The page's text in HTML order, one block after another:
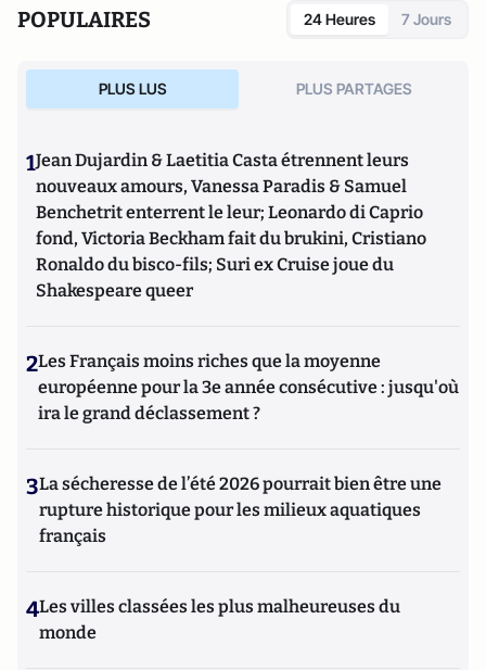
POPULAIRES 24 Heures 7 Jours
PLUS LUS PLUS PARTAGES
1Jean Dujardin & Laetitia Casta étrennent leurs
nouveaux amours, Vanessa Paradis & Samuel
Benchetrit enterrent le leur; Leonardo di Caprio
fond, Victoria Beckham fait du brukini, Cristiano
Ronaldo du bisco-fils; Suri ex Cruise joue du
Shakespeare queer
2Les Français moins riches que la moyenne
européenne pour la 3e année consécutive : jusqu'où
ira le grand déclassement ?
3La sécheresse de l’été 2026 pourrait bien être une
rupture historique pour les milieux aquatiques
français
4Les villes classées les plus malheureuses du
monde